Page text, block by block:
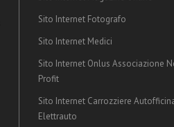
Sito Internet Fotografo
Sito Internet Medici
Sito Internet Onlus Associazione
Profit
Sito Internet Carrozziere
Elettrauto